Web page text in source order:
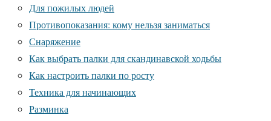
Для пожилых людей
Противопоказания: кому нельзя заниматься
Снаряжение
Как выбрать палки для скандинавской ходьбы
Как настроить палки по росту
Техника для начинающих
Разминка